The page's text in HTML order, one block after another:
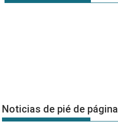
Noticias de pié de página